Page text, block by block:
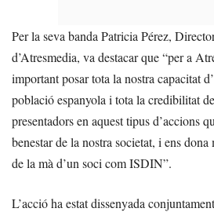
Per la seva banda Patricia Pérez,
d’Atresmedia, va destacar que “per a
important posar tota la nostra capacitat
població espanyola i tota la credibilitat
presentadors en aquest tipus d’accions
benestar de la nostra societat, i ens
de la mà d’un soci com ISDIN”.
L’acció ha estat dissenyada